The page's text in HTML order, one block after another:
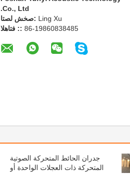
Co., Ltd.
اتصل شخص: Ling Xu
الهاتف :: 86-19860838485
جدران الحائط المتحركة الصوتية
المتحركة ذات العجلات الواحدة أو